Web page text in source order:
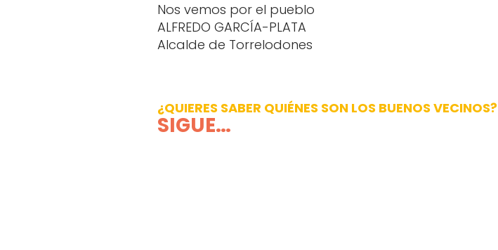
Nos vemos por el pueblo
ALFREDO GARCÍA-PLATA
Alcalde de Torrelodones
¿QUIERES SABER QUIÉNES SON LOS BUENOS VECINOS?
SIGUE…